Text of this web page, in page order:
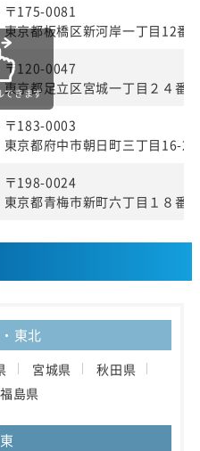
〒175-0081
東京都板橋区新河岸一丁目12番
〒120-0047
東京都足立区宮城一丁目２４番
〒183-0003
東京都府中市朝日町三丁目16-22
〒198-0024
東京都青梅市新町六丁目１８番
できます
東北
宮城県
秋田県
福島県